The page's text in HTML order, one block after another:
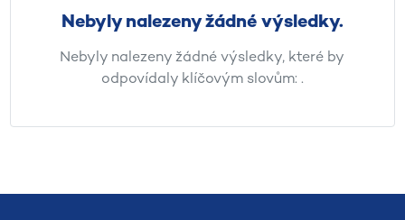
Nebyly nalezeny žádné výsledky.
Nebyly nalezeny žádné výsledky, které by
odpovídaly klíčovým slovům: .